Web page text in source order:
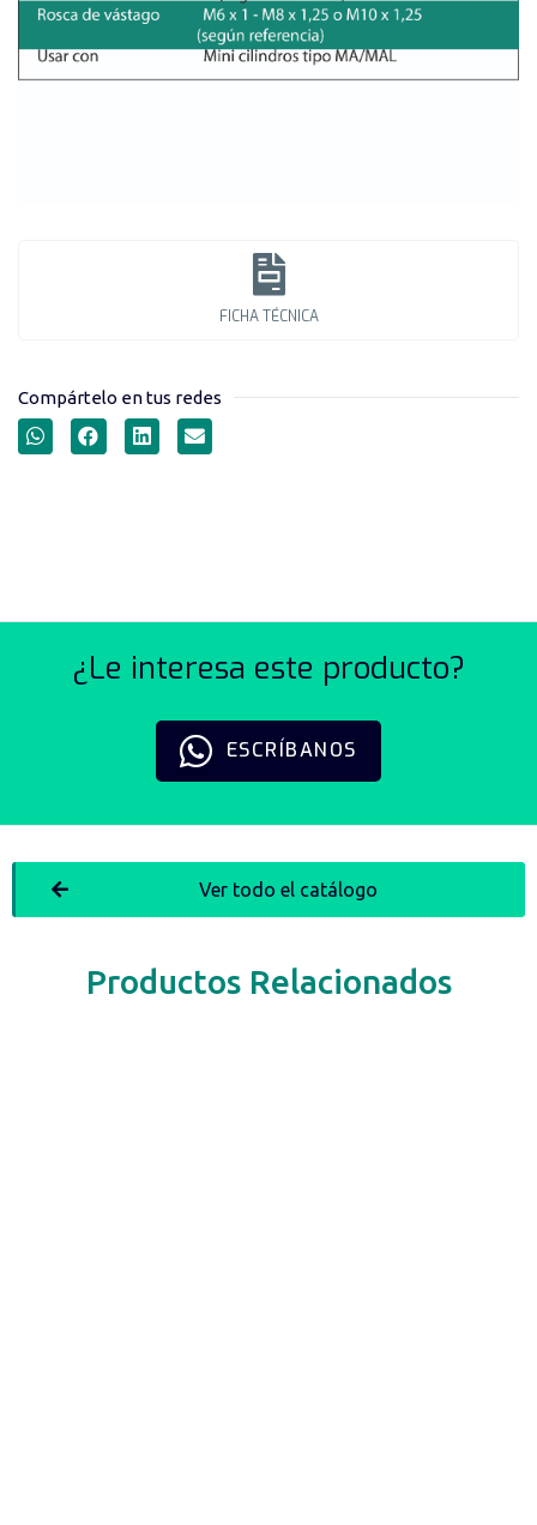
FICHA TÉCNICA
Compártelo en tus redes
¿Le interesa este producto?
ESCRÍBANOS
Productos Relacionados
Ver todo el catálogo